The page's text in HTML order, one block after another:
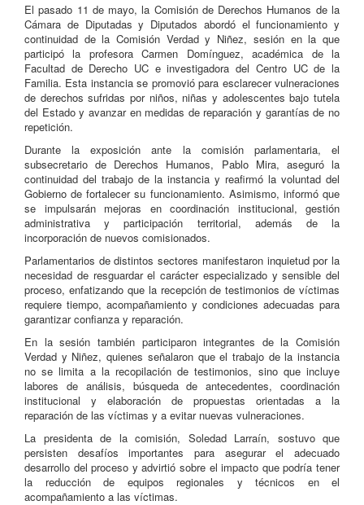
El pasado 11 de mayo, la Comisión de Derechos Humanos de la
Cámara de Diputadas y Diputados abordó el funcionamiento y
continuidad de la Comisión Verdad y Niñez, sesión en la que
participó la profesora Carmen Domínguez, académica de la
Facultad de Derecho UC e investigadora del Centro UC de la
Familia. Esta instancia se promovió para esclarecer vulneraciones
de derechos sufridas por niños, niñas y adolescentes bajo tutela
del Estado y avanzar en medidas de reparación y garantías de no
repetición.
Durante la exposición ante la comisión parlamentaria, el
subsecretario de Derechos Humanos, Pablo Mira, aseguró la
continuidad del trabajo de la instancia y reafirmó la voluntad del
Gobierno de fortalecer su funcionamiento. Asimismo, informó que
se impulsarán mejoras en coordinación institucional, gestión
administrativa y participación territorial, además de la
incorporación de nuevos comisionados.
Parlamentarios de distintos sectores manifestaron inquietud por la
necesidad de resguardar el carácter especializado y sensible del
proceso, enfatizando que la recepción de testimonios de víctimas
requiere tiempo, acompañamiento y condiciones adecuadas para
garantizar confianza y reparación.
En la sesión también participaron integrantes de la Comisión
Verdad y Niñez, quienes señalaron que el trabajo de la instancia
no se limita a la recopilación de testimonios, sino que incluye
labores de análisis, búsqueda de antecedentes, coordinación
institucional y elaboración de propuestas orientadas a la
reparación de las víctimas y a evitar nuevas vulneraciones.
La presidenta de la comisión, Soledad Larraín, sostuvo que
persisten desafíos importantes para asegurar el adecuado
desarrollo del proceso y advirtió sobre el impacto que podría tener
la reducción de equipos regionales y técnicos en el
acompañamiento a las víctimas.